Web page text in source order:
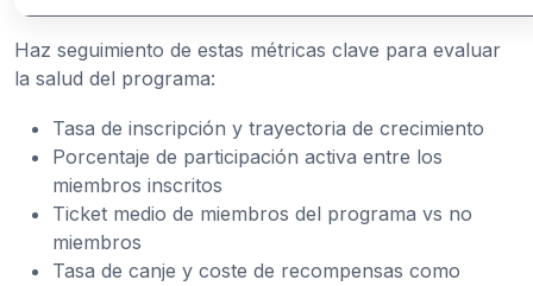
Haz seguimiento de estas métricas clave para evaluar
la salud del programa:
Tasa de inscripción y trayectoria de crecimiento
Porcentaje de participación activa entre los
miembros inscritos
Ticket medio de miembros del programa vs no
miembros
Tasa de canje y coste de recompensas como